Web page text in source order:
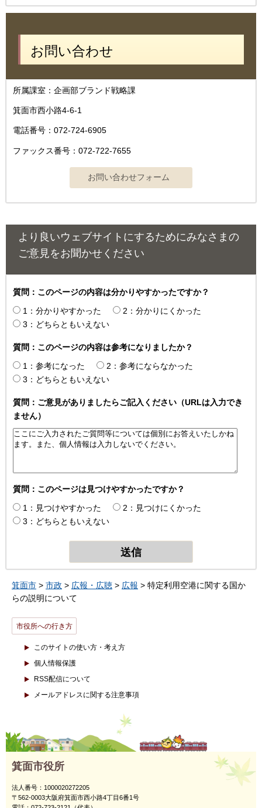
お問い合わせ
所属課室：企画部ブランド戦略課
箕面市西小路4-6-1
電話番号：072-724-6905
ファックス番号：072-722-7655
より良いウェブサイトにするためにみなさまの
ご意見をお聞かせください
質問：このページの内容は分かりやすかったですか？
1：分かりやすかった
2：分かりにくかった
3：どちらともいえない
質問：このページの内容は参考になりましたか？
1：参考になった
2：参考にならなかった
3：どちらともいえない
質問：ご意見がありましたらご記入ください（URLは入力でき
ません）
質問：このページは見つけやすかったですか？
1：見つけやすかった
2：見つけにくかった
3：どちらともいえない
箕面市 > 市政 > 広報・広聴 > 広報 > 特定利用空港に関する国か
らの説明について
市役所への行き方
このサイトの使い方・考え方
個人情報保護
RSS配信について
メールアドレスに関する注意事項
箕面市役所
法人番号：1000020272205
〒562-0003大阪府箕面市西小路4丁目6番1号